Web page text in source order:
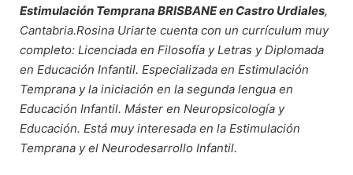
Estimulación Temprana BRISBANE en Castro Urdiales,
Cantabria.Rosina Uriarte cuenta con un currículum muy
completo: Licenciada en Filosofía y Letras y Diplomada
en Educación Infantil. Especializada en Estimulación
Temprana y la iniciación en la segunda lengua en
Educación Infantil. Máster en Neuropsicología y
Educación. Está muy interesada en la Estimulación
Temprana y el Neurodesarrollo Infantil.